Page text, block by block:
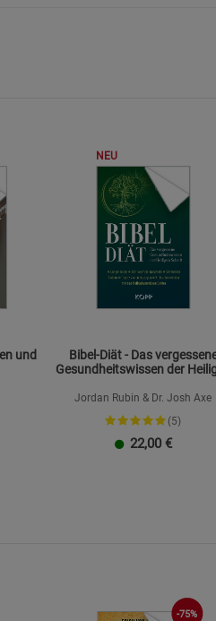
und
NEU
Bibel-Diät - Das
Gesundheitswissen der
Jordan Rubin & Dr. Josh Axe
(5)
22,00 €
-75%